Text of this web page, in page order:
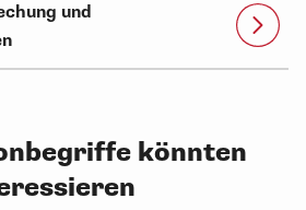
und
könnten